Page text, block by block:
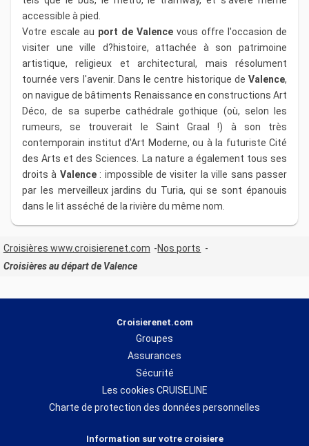
accessible à pied.
Votre escale au port de Valence vous offre l'occasion de
visiter une ville d?histoire, attachée à son patrimoine
artistique, religieux et architectural, mais résolument
tournée vers l'avenir. Dans le centre historique de Valence,
on navigue de bâtiments Renaissance en constructions Art
Déco, de sa superbe cathédrale gothique (où, selon les
rumeurs, se trouverait le Saint Graal !) à son très
contemporain institut d'Art Moderne, ou à la futuriste Cité
des Arts et des Sciences. La nature a également tous ses
droits à Valence: impossible de visiter la ville sans passer
par les merveilleux jardins du Turia, qui se sont épanouis
dans le lit asséché de la rivière du même nom.
Croisières www.croisierenet.com
Nos ports
Croisières au départ de Valence
Croisierenet.com
Groupes
Assurances
Sécurité
Les cookies CRUISELINE
Charte de protection des données personnelles
Information sur votre croisiere